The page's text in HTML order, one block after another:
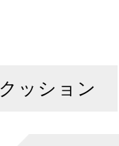
クッション